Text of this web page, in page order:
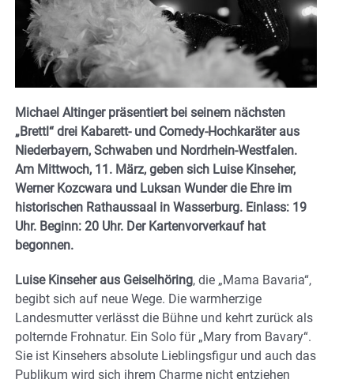
Michael Altinger präsentiert bei seinem nächsten
„Brettl“ drei Kabarett- und Comedy-Hochkaräter aus
Niederbayern, Schwaben und Nordrhein-Westfalen.
Am Mittwoch, 11. März, geben sich Luise Kinseher,
Werner Kozcwara und Luksan Wunder die Ehre im
historischen Rathaussaal in Wasserburg. Einlass: 19
Uhr. Beginn: 20 Uhr. Der Kartenvorverkauf hat
begonnen.
Luise Kinseher aus Geiselhöring, die „Mama Bavaria“,
begibt sich auf neue Wege. Die warmherzige
Landesmutter verlässt die Bühne und kehrt zurück als
polternde Frohnatur. Ein Solo für „Mary from Bavary“.
Sie ist Kinsehers absolute Lieblingsfigur und auch das
Publikum wird sich ihrem Charme nicht entziehen